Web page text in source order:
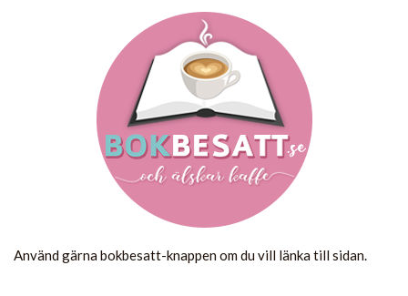
Använd gärna bokbesatt-knappen om du vill länka till sidan.